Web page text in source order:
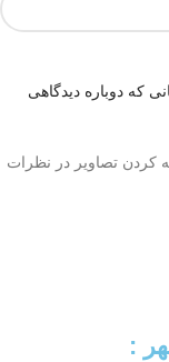
که دوباره دیدگاهی
کردن تصاویر در نظرات
: